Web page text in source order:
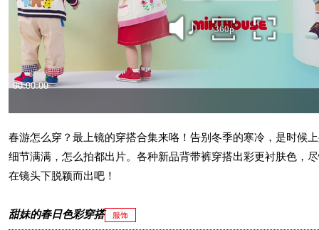
春游怎么穿？最上镜的穿搭合集来咯！告别冬季的寒冷，是时候
细节满满，怎么拍都出片。各种新品背带裤穿搭出彩更衬肤色，
在镜头下脱颖而出吧！
甜妹的春日色彩穿搭 服饰